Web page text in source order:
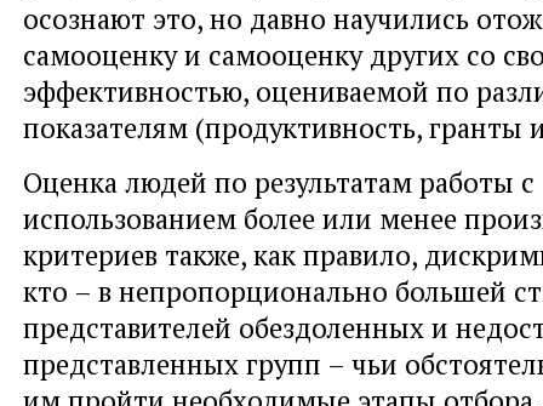
осознают это, но давно научились
самооценку и самооценку других со
эффективностью, оцениваемой по
показателям (продуктивность, гранты
Оценка людей по результатам работы с
использованием более или менее
критериев также, как правило,
кто – в непропорционально большей
представителей обездоленных и
представленных групп – чьи